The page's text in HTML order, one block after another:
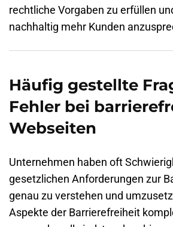
rechtliche Vorgaben zu erfüllen
nachhaltig mehr Kunden
Häufig gestellte
Fehler bei
Webseiten
Unternehmen haben oft
gesetzlichen Anforderungen zur
genau zu verstehen und
Aspekte der Barrierefreiheit